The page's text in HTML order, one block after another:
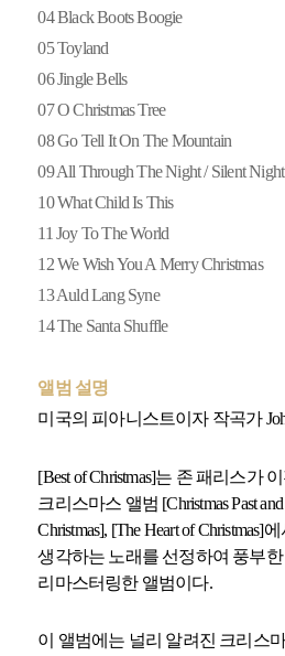
04 Black Boots Boogie
05 Toyland
06 Jingle Bells
07 O Christmas Tree
08 Go Tell It On The Mountain
09 All Through The Night / Silent Night
10 What Child Is This
11 Joy To The World
12 We Wish You A Merry Christmas
13 Auld Lang Syne
14 The Santa Shuffle
앨범 설명
미국의 피아니스트이자 작곡가
[Best of Christmas]는 존 패리스가
크리스마스 앨범 [Christmas Past and
Christmas], [The Heart of Christmas]
생각하는 노래를 선정하여 풍부
리마스터링한 앨범이다.
이 앨범에는 널리 알려진 크리스